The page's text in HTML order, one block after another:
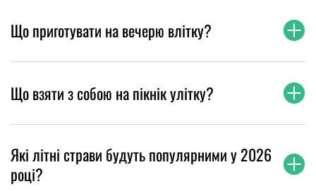
Що приготувати на вечерю влітку?
Що взяти з собою на пікнік улітку?
Які літні страви будуть популярними у 2026
році?